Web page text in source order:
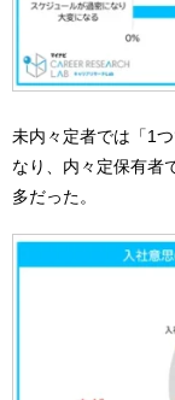
未内々定者では「1
なり、内々定保有者
多だった。